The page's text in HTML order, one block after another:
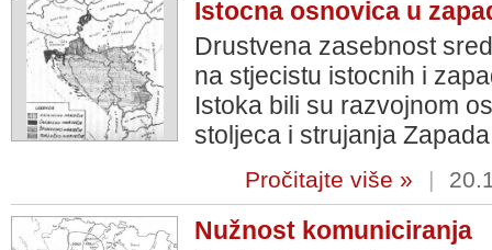
Istocna osnovica u
Drustvena zasebnost
na stjecistu istocnih i
Istoka bili su razvojnom
stoljeca i strujanja
Pročitajte više » |
Nužnost komuniciranja